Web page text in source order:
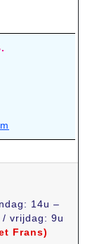
14u –
/ vrijdag: 9u
Frans)